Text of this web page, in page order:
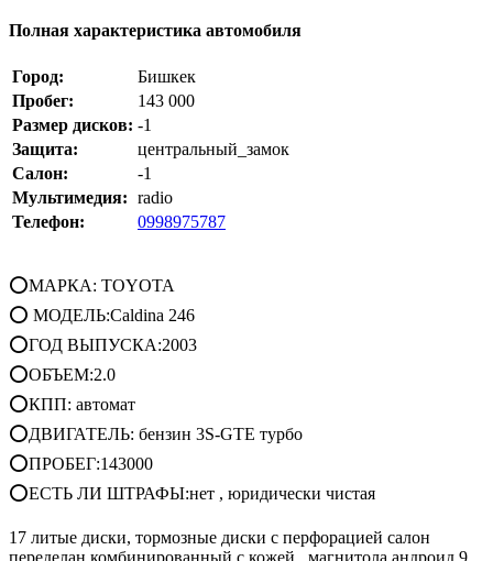
Полная характеристика автомобиля
Город:
Бишкек
Пробег:
143 000
Размер дисков: -1
Защита:
центральный_замок
Салон:
-1
Мультимедия: radio
Телефон:
0998975787
⭕МАРКА: TOYOTA
⭕ МОДЕЛЬ:Caldina 246
⭕ГОД ВЫПУСКА:2003
⭕ОБЪЕМ:2.0
⭕КПП: автомат
⭕ДВИГАТЕЛЬ: бензин 3S-GTE турбо
⭕ПРОБЕГ:143000
⭕ЕСТЬ ЛИ ШТРАФЫ:нет , юридически чистая
17 литые диски, тормозные диски с перфорацией салон